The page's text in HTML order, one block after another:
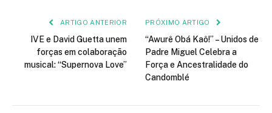
ARTIGO ANTERIOR
IVE e David Guetta unem
forças em colaboração
musical: “Supernova Love”
PRÓXIMO ARTIGO
“Awurê Obá Kaô!” – Unidos de
Padre Miguel Celebra a
Força e Ancestralidade do
Candomblé